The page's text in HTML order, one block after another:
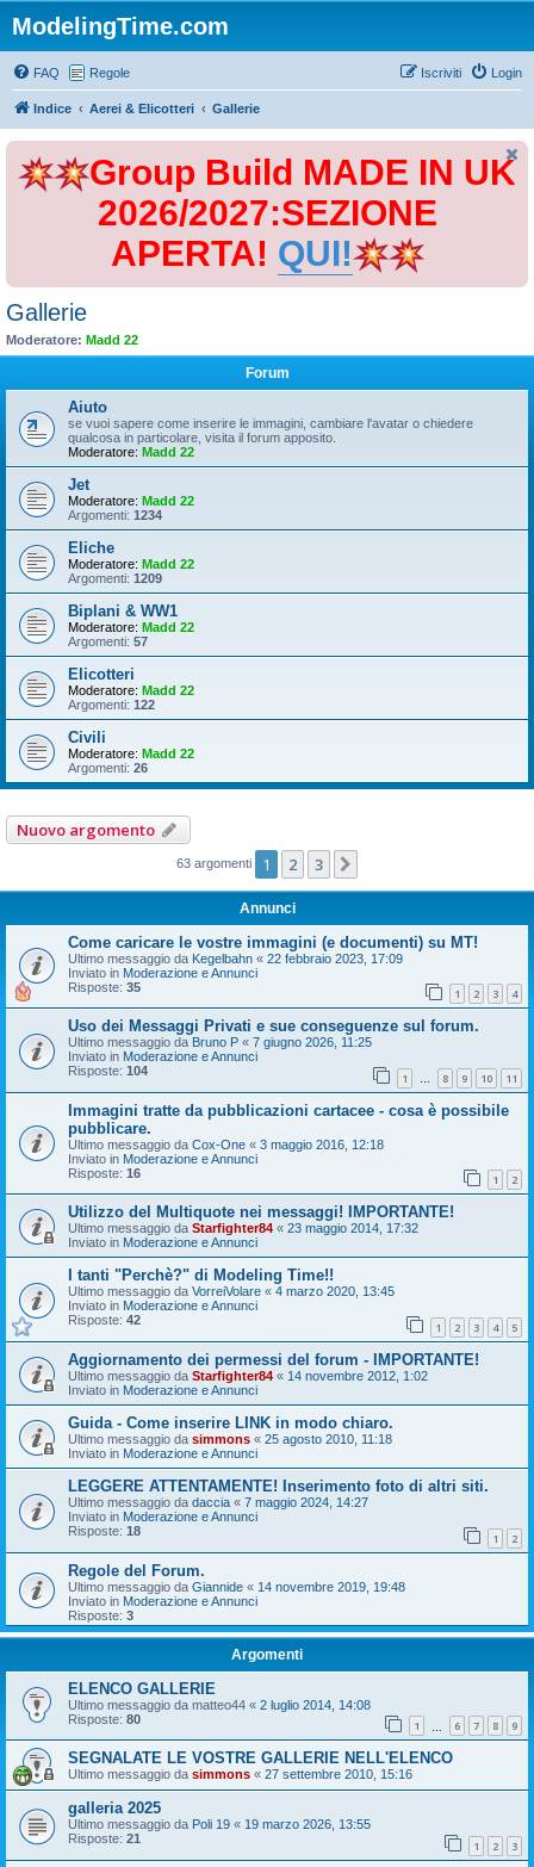
ModelingTime.com
FAQ Regole Login
Iscriviti
Indice Aerei & Elicotteri Gallerie
Group Build MADE IN UK
2026/2027:SEZIONE
APERTA! QUI!
Gallerie
Moderatore: Madd 22
Forum
Aiuto
se vuoi sapere come inserire le immagini, cambiare l'avatar o chiedere
qualcosa in particolare, visita il forum apposito.
Moderatore: Madd 22
Jet
Moderatore: Madd 22
Argomenti: 1234
Eliche
Moderatore: Madd 22
Argomenti: 1209
Biplani & WW1
Moderatore: Madd 22
Argomenti: 57
Elicotteri
Moderatore: Madd 22
Argomenti: 122
Civili
Moderatore: Madd 22
Argomenti: 26
Nuovo argomento
63 argomenti 1 2 3
Annunci
Come caricare le vostre immagini (e documenti) su MT!
Ultimo messaggio da Kegelbahn « 22 febbraio 2023, 17:09
Inviato in Moderazione e Annunci
Risposte: 35 1 2 3 4
Uso dei Messaggi Privati e sue conseguenze sul forum.
Ultimo messaggio da Bruno P « 7 giugno 2026, 11:25
Inviato in Moderazione e Annunci
Risposte: 104 1 … 8 9 10 11
Immagini tratte da pubblicazioni cartacee - cosa è possibile
pubblicare.
Ultimo messaggio da Cox-One « 3 maggio 2016, 12:18
Inviato in Moderazione e Annunci
Risposte: 16 1 2
Utilizzo del Multiquote nei messaggi! IMPORTANTE!
Ultimo messaggio da Starfighter84 « 23 maggio 2014, 17:32
Inviato in Moderazione e Annunci
I tanti "Perchè?" di Modeling Time!!
Ultimo messaggio da VorreiVolare « 4 marzo 2020, 13:45
Inviato in Moderazione e Annunci
Risposte: 42 1 2 3 4 5
Aggiornamento dei permessi del forum - IMPORTANTE!
Ultimo messaggio da Starfighter84 « 14 novembre 2012, 1:02
Inviato in Moderazione e Annunci
Guida - Come inserire LINK in modo chiaro.
Ultimo messaggio da simmons « 25 agosto 2010, 11:18
Inviato in Moderazione e Annunci
LEGGERE ATTENTAMENTE! Inserimento foto di altri siti.
Ultimo messaggio da daccia « 7 maggio 2024, 14:27
Inviato in Moderazione e Annunci
Risposte: 18 1 2
Regole del Forum.
Ultimo messaggio da Giannide « 14 novembre 2019, 19:48
Inviato in Moderazione e Annunci
Risposte: 3
Argomenti
ELENCO GALLERIE
Ultimo messaggio da matteo44 « 2 luglio 2014, 14:08
Risposte: 80 1 6 7 8 9
SEGNALATE LE VOSTRE GALLERIE NELL'ELENCO
Ultimo messaggio da simmons « 27 settembre 2010, 15:16
galleria 2025
Ultimo messaggio da Poli 19 « 19 marzo 2026, 13:55
Risposte: 21 1 2 3